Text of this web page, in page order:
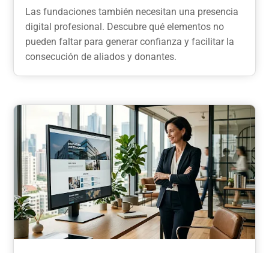
Las fundaciones también necesitan una presencia
digital profesional. Descubre qué elementos no
pueden faltar para generar confianza y facilitar la
consecución de aliados y donantes.